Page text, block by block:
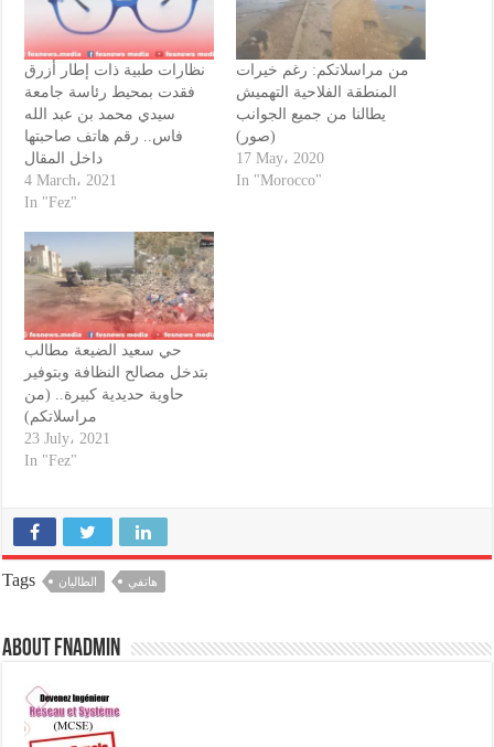
نظارات طبية ذات إطار أزرق
فقدت بمحيط رئاسة جامعة
سيدي محمد بن عبد الله
فاس.. رقم هاتف صاحبتها
داخل المقال
4 March، 2021
In "Fez"
من مراسلاتكم: رغم خيرات
المنطقة الفلاحية التهميش
يطالنا من جميع الجوانب
(صور)
17 May، 2020
In "Morocco"
حي سعيد الضيعة مطالب
بتدخل مصالح النظافة وبتوفير
حاوية حديدية كبيرة.. (من
مراسلاتكم)
23 July، 2021
In "Fez"
Tags الطاليان هاتفي
About fnadmin